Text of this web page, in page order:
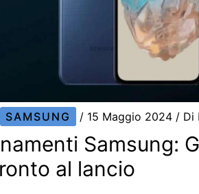
SAMSUNG / 15 Maggio 2024 / Di
Samsung:
al lancio